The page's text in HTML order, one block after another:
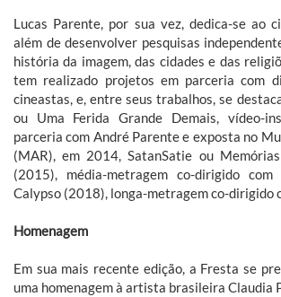
Lucas Parente, por sua vez, dedica-se ao
além de desenvolver pesquisas
história da imagem, das cidades e das
tem realizado projetos em parceria com
cineastas, e, entre seus trabalhos, se
ou Uma Ferida Grande Demais, vídeo-
parceria com André Parente e exposta no
(MAR), em 2014, SatanSatie ou
(2015), média-metragem co-dirigido
Calypso (2018), longa-metragem co-dirigido
Homenagem
Em sua mais recente edição, a Fresta se
uma homenagem à artista brasileira Claudia